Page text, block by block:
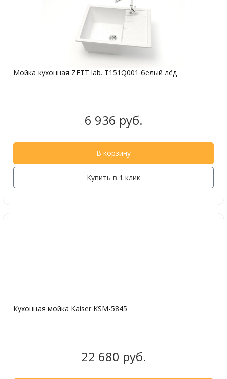
Мойка кухонная ZETT lab. T151Q001 белый лёд
6 936 руб.
В корзину
Купить в 1 клик
Кухонная мойка Kaiser KSM-5845
22 680 руб.